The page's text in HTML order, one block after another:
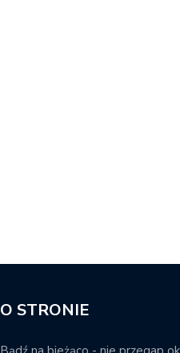
O STRONIE